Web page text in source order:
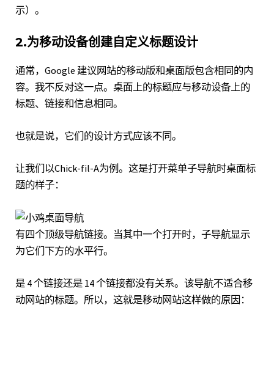
示）。
2.为移动设备创建自定义标题设计
通常，Google 建议网站的移动版和桌面版包含相同的内
容。我不反对这一点。桌面上的标题应与移动设备上的
标题、链接和信息相同。
也就是说，它们的设计方式应该不同。
让我们以Chick-fil-A为例。这是打开菜单子导航时桌面标
题的样子：
有四个顶级导航链接。当其中一个打开时，子导航显示
为它们下方的水平行。
是 4 个链接还是 14 个链接都没有关系。该导航不适合移
动网站的标题。所以，这就是移动网站这样做的原因：